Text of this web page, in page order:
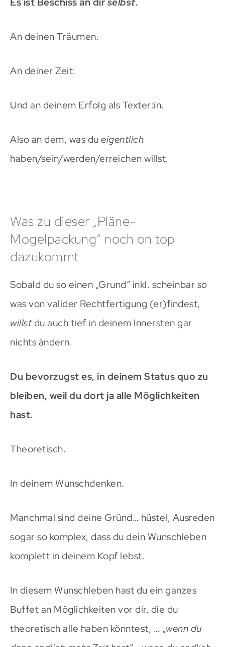
An deinen Träumen.
An deiner Zeit.
Und an deinem Erfolg als Texter:in.
Also an dem, was du eigentlich
haben/sein/werden/erreichen willst.
Was zu dieser „Pläne-
Mogelpackung“ noch on top
dazukommt
Sobald du so einen „Grund“ inkl. scheinbar so
was von valider Rechtfertigung (er)findest,
willstdu auch tief in deinem Innersten gar
nichts ändern.
Du bevorzugst es, in deinem Status quo zu
bleiben, weil du dort ja alle Möglichkeiten
hast.
Theoretisch.
In deinem Wunschdenken.
Manchmal sind deine Gründ… hüstel, Ausreden
sogar so komplex, dass du dein Wunschleben
komplett in deinem Kopf lebst.
In diesem Wunschleben hast du ein ganzes
Buffet an Möglichkeiten vor dir, die du
theoretisch alle haben könntest, … „wenn du